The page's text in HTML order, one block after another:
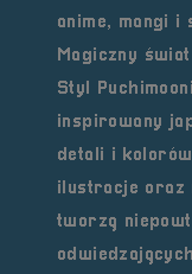
anime, mangi i
Magiczny
Styl
inspirowany
detali i
ilustracje oraz
tworzą